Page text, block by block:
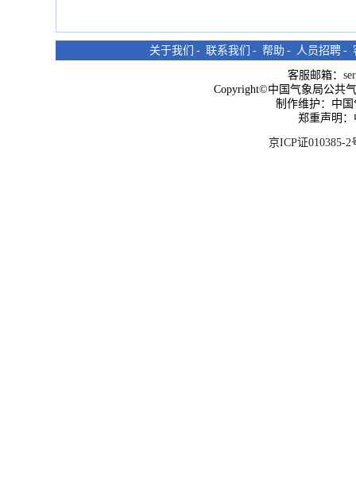
关于我们 - 联系我们 - 帮助 - 人员招聘 -
客服邮箱：
Copyright©中国气象局公共
制作维护：中
郑重声明
京ICP证010385-2